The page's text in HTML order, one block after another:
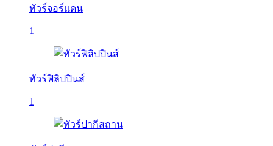
ทัวร์จอร์แดน
1
ทัวร์ฟิลิปปินส์
1